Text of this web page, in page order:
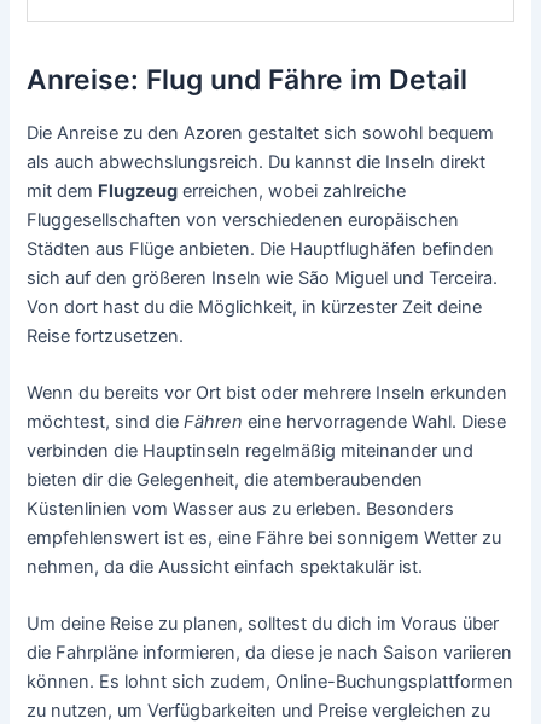
Anreise: Flug und Fähre im Detail
Die Anreise zu den Azoren gestaltet sich sowohl bequem
als auch abwechslungsreich. Du kannst die Inseln direkt
mit dem Flugzeug erreichen, wobei zahlreiche
Fluggesellschaften von verschiedenen europäischen
Städten aus Flüge anbieten. Die Hauptflughäfen befinden
sich auf den größeren Inseln wie São Miguel und Terceira.
Von dort hast du die Möglichkeit, in kürzester Zeit deine
Reise fortzusetzen.
Wenn du bereits vor Ort bist oder mehrere Inseln erkunden
möchtest, sind dieFähren eine hervorragende Wahl. Diese
verbinden die Hauptinseln regelmäßig miteinander und
bieten dir die Gelegenheit, die atemberaubenden
Küstenlinien vom Wasser aus zu erleben. Besonders
empfehlenswert ist es, eine Fähre bei sonnigem Wetter zu
nehmen, da die Aussicht einfach spektakulär ist.
Um deine Reise zu planen, solltest du dich im Voraus über
die Fahrpläne informieren, da diese je nach Saison variieren
können. Es lohnt sich zudem, Online-Buchungsplattformen
zu nutzen, um Verfügbarkeiten und Preise vergleichen zu